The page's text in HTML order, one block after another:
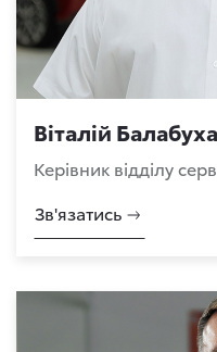
Віталій Балабуха
Керівник відділу
Зв'язатись